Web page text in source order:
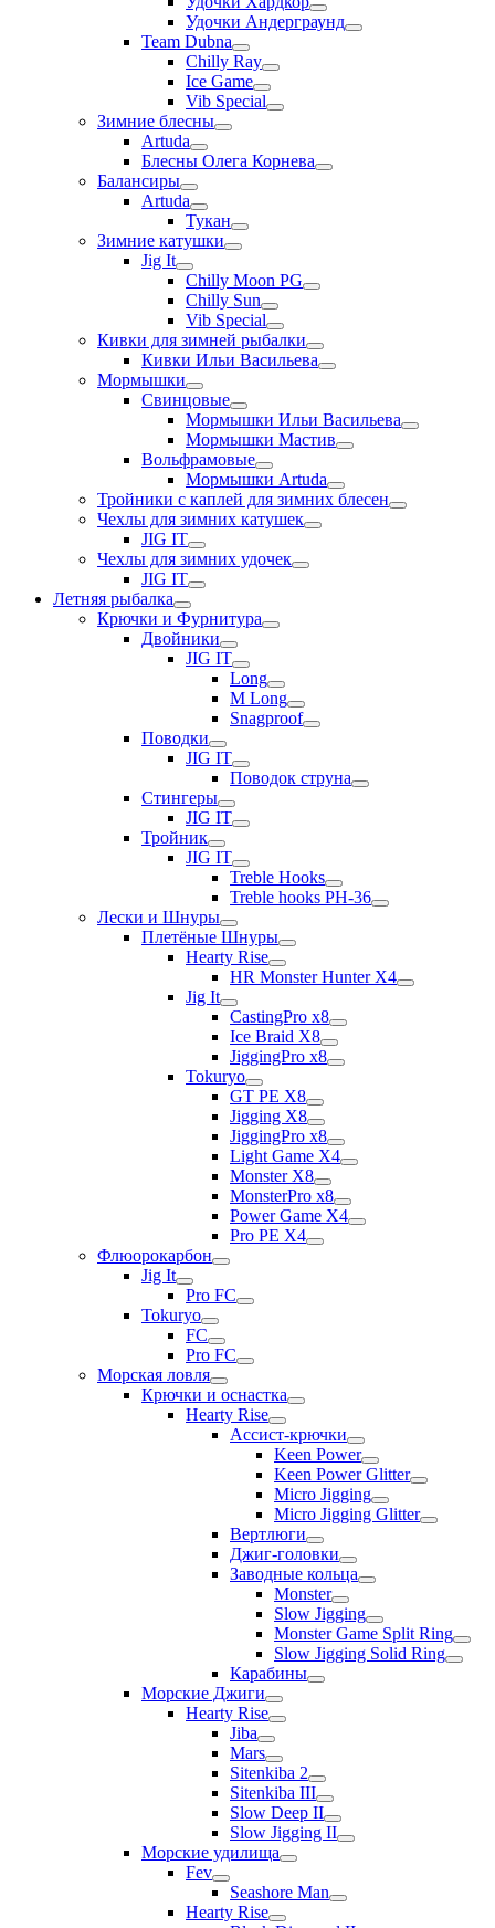
Удочки Андерграунд
Team Dubna
Chilly Ray
Ice Game
Vib Special
Зимние блесны
Artuda
Блесны Олега Корнева
Балансиры
Artuda
Тукан
Зимние катушки
Jig It
Chilly Moon PG
Chilly Sun
Vib Special
Кивки для зимней рыбалки
Кивки Ильи Васильева
Мормышки
Свинцовые
Мормышки Ильи Васильева
Мормышки Мастив
Вольфрамовые
Мормышки Artuda
Тройники с каплей для зимних блесен
Чехлы для зимних катушек
JIG IT
Чехлы для зимних удочек
JIG IT
Летняя рыбалка
Крючки и Фурнитура
Двойники
JIG IT
Long
M Long
Snagproof
Поводки
JIG IT
Поводок струна
Стингеры
JIG IT
Тройник
JIG IT
Treble Hooks
Treble hooks PH-36
Лески и Шнуры
Плетёные Шнуры
Hearty Rise
HR Monster Hunter X4
Jig It
CastingPro x8
Ice Braid X8
JiggingPro x8
Tokuryo
GT PE X8
Jigging X8
JiggingPro x8
Light Game X4
Monster X8
MonsterPro x8
Power Game X4
Pro PE X4
Флюорокарбон
Jig It
Pro FC
Tokuryo
FC
Pro FC
Морская ловля
Крючки и оснастка
Hearty Rise
Ассист-крючки
Keen Power
Keen Power Glitter
Micro Jigging
Micro Jigging Glitter
Вертлюги
Джиг-головки
Заводные кольца
Monster
Slow Jigging
Monster Game Split Ring
Slow Jigging Solid Ring
Карабины
Морские Джиги
Hearty Rise
Jiba
Mars
Sitenkiba 2
Sitenkiba III
Slow Deep II
Slow Jigging II
Морские удилища
Fev
Seashore Man
Hearty Rise